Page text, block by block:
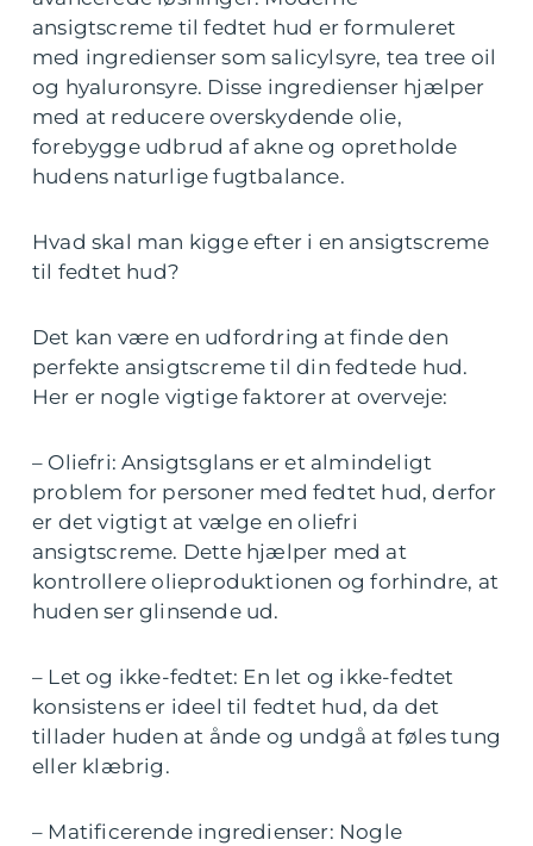
ansigtscreme til fedtet hud er formuleret
med ingredienser som salicylsyre, tea tree oil
og hyaluronsyre. Disse ingredienser hjælper
med at reducere overskydende olie,
forebygge udbrud af akne og opretholde
hudens naturlige fugtbalance.
Hvad skal man kigge efter i en ansigtscreme
til fedtet hud?
Det kan være en udfordring at finde den
perfekte ansigtscreme til din fedtede hud.
Her er nogle vigtige faktorer at overveje:
– Oliefri: Ansigtsglans er et almindeligt
problem for personer med fedtet hud, derfor
er det vigtigt at vælge en oliefri
ansigtscreme. Dette hjælper med at
kontrollere olieproduktionen og forhindre, at
huden ser glinsende ud.
– Let og ikke-fedtet: En let og ikke-fedtet
konsistens er ideel til fedtet hud, da det
tillader huden at ånde og undgå at føles tung
eller klæbrig.
– Matificerende ingredienser: Nogle